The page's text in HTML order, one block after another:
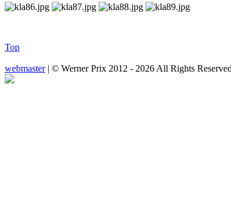
Top
webmaster| © Werner Prix 2012 - 2026 All Rights